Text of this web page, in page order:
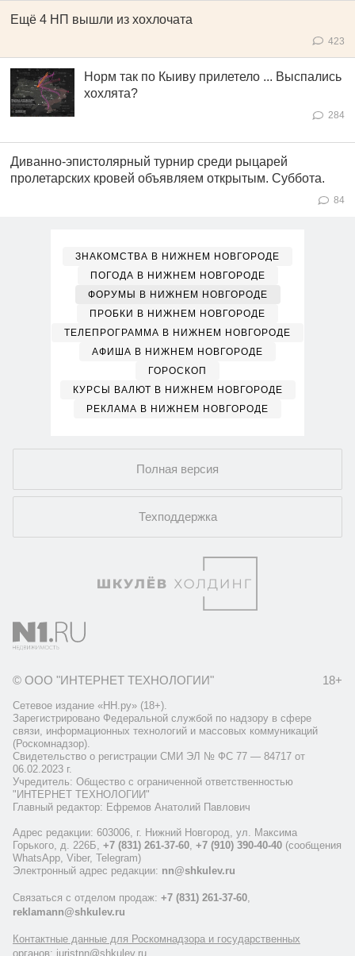
Ещё 4 НП вышли из хохлочата
423
Норм так по Кыиву прилетело ... Выспались
хохлята?
284
Диванно-эпистолярный турнир среди рыцарей
пролетарских кровей объявляем открытым. Суббота.
84
ЗНАКОМСТВА В НИЖНЕМ НОВГОРОДЕ
ПОГОДА В НИЖНЕМ НОВГОРОДЕ
ФОРУМЫ В НИЖНЕМ НОВГОРОДЕ
ПРОБКИ В НИЖНЕМ НОВГОРОДЕ
ТЕЛЕПРОГРАММА В НИЖНЕМ НОВГОРОДЕ
АФИША В НИЖНЕМ НОВГОРОДЕ
ГОРОСКОП
КУРСЫ ВАЛЮТ В НИЖНЕМ НОВГОРОДЕ
РЕКЛАМА В НИЖНЕМ НОВГОРОДЕ
Полная версия
Техподдержка
© ООО "ИНТЕРНЕТ ТЕХНОЛОГИИ" 18+
Сетевое издание «НН.ру» (18+).
Зарегистрировано Федеральной службой по надзору в сфере
связи, информационных технологий и массовых коммуникаций
(Роскомнадзор).
Свидетельство о регистрации СМИ ЭЛ № ФС 77 — 84717 от
06.02.2023 г.
Учредитель: Общество с ограниченной ответственностью
"ИНТЕРНЕТ ТЕХНОЛОГИИ"
Главный редактор: Ефремов Анатолий Павлович
Адрес редакции: 603006, г. Нижний Новгород, ул. Максима
Горького, д. 226Б, +7 (831) 261-37-60, +7 (910) 390-40-40 (сообщения
WhatsApp, Viber, Telegram)
Электронный адрес редакции: nn@shkulev.ru
Связаться с отделом продаж: +7 (831) 261-37-60,
reklamann@shkulev.ru
Контактные данные для Роскомнадзора и государственных
органов: juristnn@shkulev.ru